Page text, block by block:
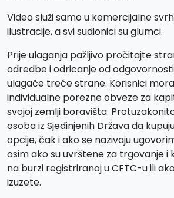
Video služi samo u komercijalne
ilustracije, a svi sudionici su glumci.
Prije ulaganja pažljivo pročitajte
odredbe i odricanje od
ulagače treće strane. Korisnici
individualne porezne obveze za
svojoj zemlji boravišta.
osoba iz Sjedinjenih Država da
opcije, čak i ako se nazivaju
osim ako su uvrštene za trgovanje i
na burzi registriranoj u CFTC-u ili
izuzete.